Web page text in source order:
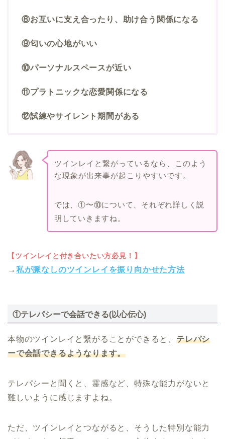
⑧お互いに支え合ったり、助け合う関係になる
⑨匂いの心地がいい
⑩パーソナルスペースが近い
⑪プラトニックな恋愛関係になる
⑫試練やサイレント期間がある
ツインレイと繋がっているなら、このよう
な現象が出来事が起こりやすいです。
では、①〜⑩について、それぞれ詳しく説
明していきますね。
【ツインレイと付き合いたい方必見！】
→ 私が脈なしのツインレイを振り向かせた方法
①テレパシーで会話できる(以心伝心)
本物のツインレイと繋がることができると、 テレパシ
ーで会話できるようなります。
テレパシーと聞くと、霊感など、特殊な能力がないと
難しいように感じますよね。
ただ、ツインレイとつながると、そうした特別な能力